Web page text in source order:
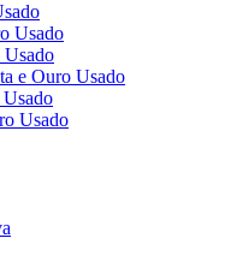
Usado
Usado
e Ouro Usado
Usado
Usado